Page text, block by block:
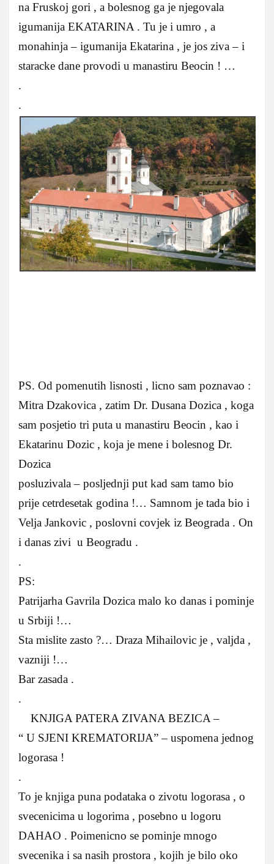
na Fruskoj gori , a bolesnog ga je njegovala
igumanija EKATARINA . Tu je i umro , a
monahinja – igumanija Ekatarina , je jos ziva – i
staracke dane provodi u manastiru Beocin ! …
.
.
PS. Od pomenutih lisnosti , licno sam poznavao :
Mitra Dzakovica , zatim Dr. Dusana Dozica , koga
sam posjetio tri puta u manastiru Beocin , kao i
Ekatarinu Dozic , koja je mene i bolesnog Dr.
Dozica
posluzivala – posljednji put kad sam tamo bio
prije cetrdesetak godina !… Samnom je tada bio i
Velja Jankovic , poslovni covjek iz Beograda . On
i danas zivi u Beogradu .
.
PS:
Patrijarha Gavrila Dozica malo ko danas i pominje
u Srbiji !…
Sta mislite zasto ?… Draza Mihailovic je , valjda ,
vazniji !…
Bar zasada .
.
KNJIGA PATERA ZIVANA BEZICA –
“ U SJENI KREMATORIJA” – uspomena jednog
logorasa !
.
To je knjiga puna podataka o zivotu logorasa , o
svecenicima u logorima , posebno u logoru
DAHAO . Poimenicno se pominje mnogo
svecenika i sa nasih prostora , kojih je bilo oko